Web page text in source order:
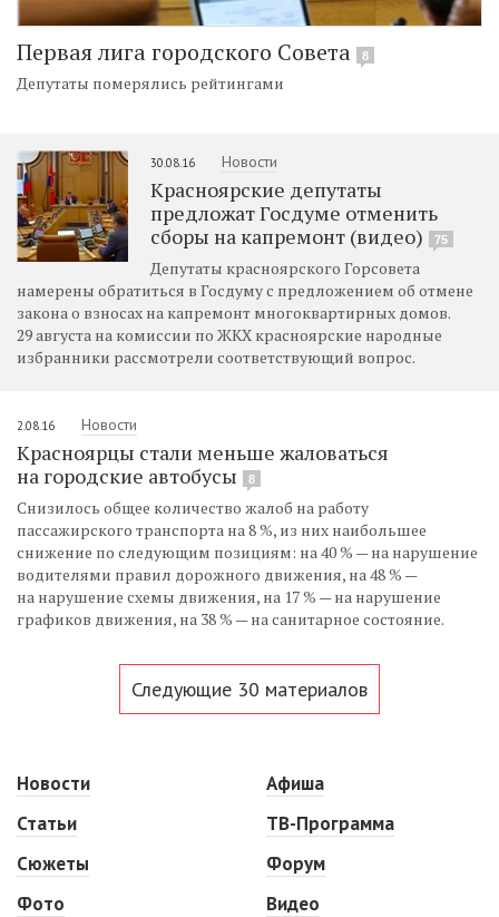
Первая лига городского Совета 8
Депутаты померялись рейтингами
30.08.16 Новости
Красноярские депутаты
предложат Госдуме отменить
сборы на капремонт (видео)
75
Депутаты красноярского Горсовета
намерены обратиться в Госдуму с предложением об отмене
закона о взносах на капремонт многоквартирных домов.
29 августа на комиссии по ЖКХ красноярские народные
избранники рассмотрели соответствующий вопрос.
2.08.16 Новости
Красноярцы стали меньше жаловаться
на городские автобусы
8
Снизилось общее количество жалоб на работу
пассажирского транспорта на 8 %, из них наибольшее
снижение по следующим позициям: на 40 % — на нарушение
водителями правил дорожного движения, на 48 % —
на нарушение схемы движения, на 17 % — на нарушение
графиков движения, на 38 % — на санитарное состояние.
Следующие 30 материалов
Новости
Статьи
Сюжеты
Фото
Афиша
ТВ-Программа
Форум
Видео